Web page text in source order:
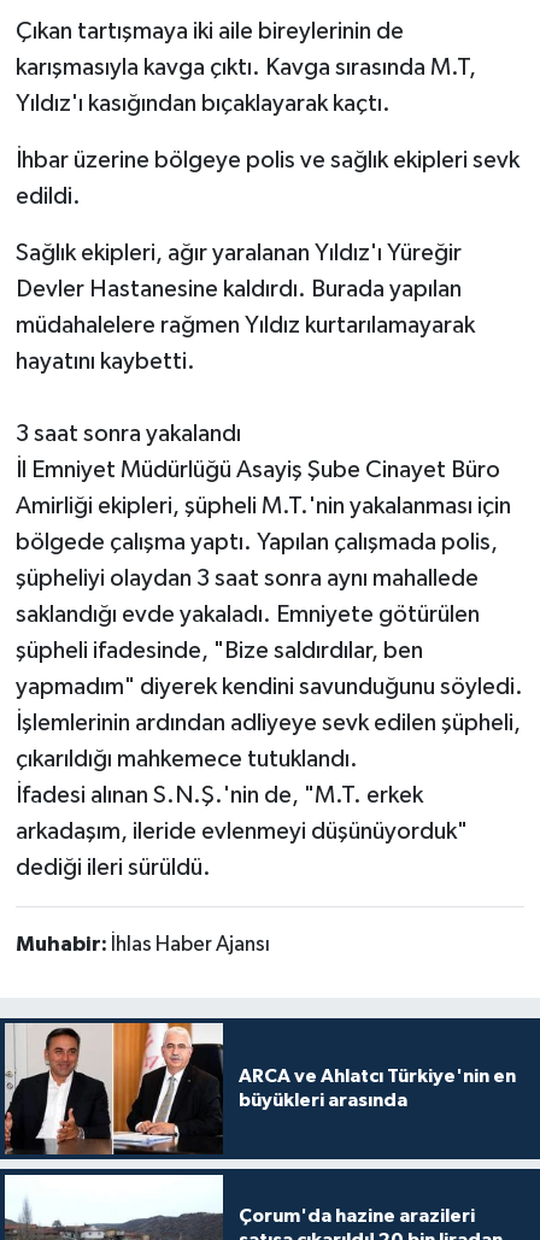
Çıkan tartışmaya iki aile bireylerinin de
karışmasıyla kavga çıktı. Kavga sırasında M.T,
Yıldız'ı kasığından bıçaklayarak kaçtı.
İhbar üzerine bölgeye polis ve sağlık ekipleri sevk
edildi.
Sağlık ekipleri, ağır yaralanan Yıldız'ı Yüreğir
Devler Hastanesine kaldırdı. Burada yapılan
müdahalelere rağmen Yıldız kurtarılamayarak
hayatını kaybetti.
3 saat sonra yakalandı
İl Emniyet Müdürlüğü Asayiş Şube Cinayet Büro
Amirliği ekipleri, şüpheli M.T.'nin yakalanması için
bölgede çalışma yaptı. Yapılan çalışmada polis,
şüpheliyi olaydan 3 saat sonra aynı mahallede
saklandığı evde yakaladı. Emniyete götürülen
şüpheli ifadesinde, "Bize saldırdılar, ben
yapmadım" diyerek kendini savunduğunu söyledi.
İşlemlerinin ardından adliyeye sevk edilen şüpheli,
çıkarıldığı mahkemece tutuklandı.
İfadesi alınan S.N.Ş.'nin de, "M.T. erkek
arkadaşım, ileride evlenmeyi düşünüyorduk"
dediği ileri sürüldü.
Muhabir: İhlas Haber Ajansı
ARCA ve Ahlatcı Türkiye'nin en
büyükleri arasında
Çorum'da hazine arazileri